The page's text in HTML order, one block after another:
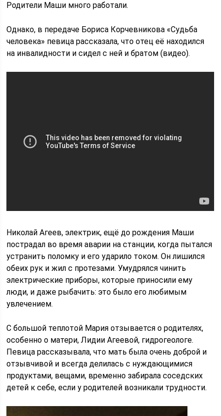
Родители Маши много работали.
Однако, в передаче Бориса Корчевникова «Судьба
человека» певица рассказала, что отец её находился
на инвалидности и сидел с ней и братом (видео).
Николай Агеев, электрик, ещё до рождения Маши
пострадал во время аварии на станции, когда пытался
устранить поломку и его ударило током. Он лишился
обеих рук и жил с протезами. Умудрялся чинить
электрические приборы, которые приносили ему
люди, и даже рыбачить: это было его любимым
увлечением.
С большой теплотой Мария отзывается о родителях,
особенно о матери, Лидии Агеевой, гидрогеологе.
Певица рассказывала, что мать была очень доброй и
отзывчивой и всегда делилась с нуждающимися
продуктами, вещами, временно забирала соседских
детей к себе, если у родителей возникали трудности.